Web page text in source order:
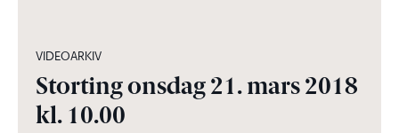
VIDEOARKIV
Storting onsdag 21. mars 2018
kl. 10.00